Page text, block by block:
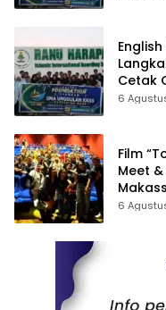
Cetak
6
Film
Meet
6